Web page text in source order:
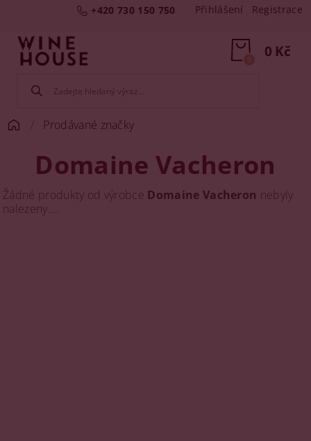
+420 730 150 750 Přihlášení Registrace
0 Kč
0
Prodávané značky
Domaine Vacheron
Žádné produkty od výrobce Domaine Vacheron nebyly
nalezeny....